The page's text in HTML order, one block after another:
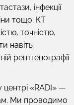
інфекції
тощо. КТ
точністю,
навіть
рентгенографії
центрі «RADI» —
Ми проводимо